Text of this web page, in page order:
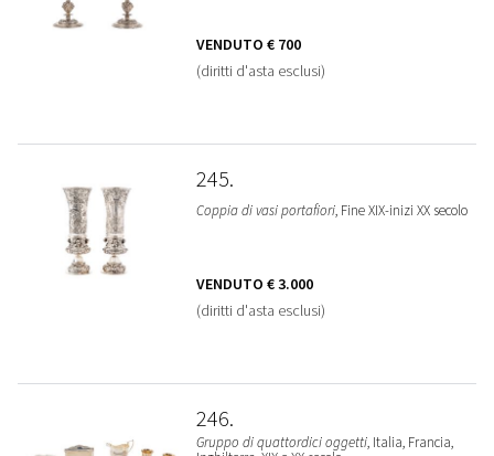
VENDUTO € 700
(diritti d'asta esclusi)
245
Coppia di vasi portafiori, Fine XIX-inizi XX secolo
VENDUTO € 3.000
(diritti d'asta esclusi)
246
Gruppo di quattordici oggetti, Italia, Francia,